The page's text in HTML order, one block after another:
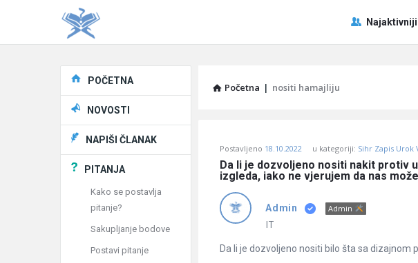
Pitaj
Učene
Početna | nositi hamajliju
Učene
Latest
Pitanja
Postavljeno 18.10.2022 u kategoriji: Sihr Zapis Urok
Da li je dozvoljeno nositi nakit protiv
izgleda, iako ne vjerujem da nas
Admin Admin
IT
Da li je dozvoljeno nositi bilo šta sa dizajnom
Explore
POČETNA
NOVOSTI
NAPIŠI ČLANAK
PITANJA
Kako se postavlja
pitanje?
Sakupljanje bodove
Postavi pitanje